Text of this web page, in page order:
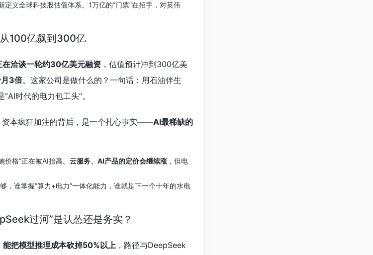
义全球科技股估值体系。1万亿的”门票”在招手，对英伟
100亿飙到300亿
洽谈一轮约30亿美元融资 ，估值预计冲到300亿美
3倍。这家公司是做什么的？一句话：用石油伴生
时代的电力包工头”。
本疯狂加注的背后，是一个扎心事实——AI最稀缺的
格”正在被AI抬高。 云服务、AI产品的定价会继续涨 ，但电
谁掌握”算力+电力”一体化能力，谁就是下一个十年的水电
过河”是认怂还是务实？
把模型推理成本砍掉50%以上 ，路径与DeepSeek